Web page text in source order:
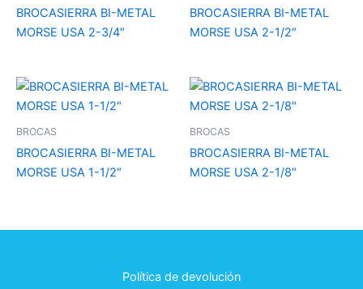
BROCASIERRA BI-METAL
MORSE USA 2-3/4″
BROCASIERRA BI-METAL
MORSE USA 2-1/2″
BROCAS
BROCASIERRA BI-METAL
MORSE USA 1-1/2″
BROCAS
BROCASIERRA BI-METAL
MORSE USA 2-1/8″
Política de devolución